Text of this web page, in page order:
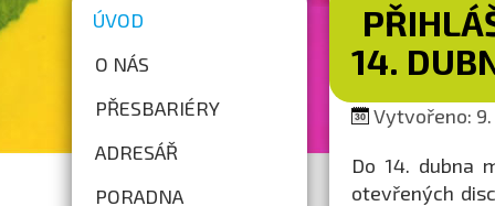
ÚVOD
O NÁS
PŘESBARIÉRY
ADRESÁŘ
PORADNA
14.
Vytvořeno: 9.
Do 14. dubna
otevřených